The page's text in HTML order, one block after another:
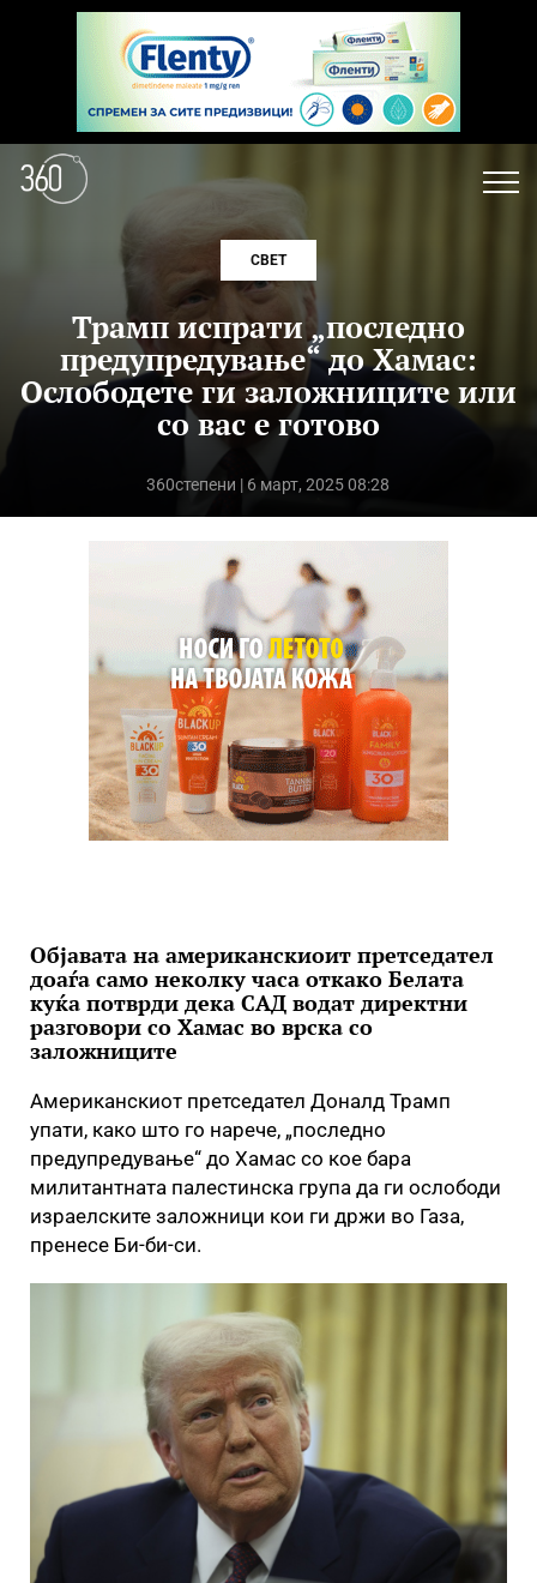
СВЕТ
Трамп испрати „последно
предупредување“ до Хамас:
Ослободете ги заложниците или
со вас е готово
360степени | 6 март, 2025 08:28
Објавата на американскиоит претседател
доаѓа само неколку часа откако Белата
куќа потврди дека САД водат директни
разговори со Хамас во врска со
заложниците
Американскиот претседател Доналд Трамп
упати, како што го нарече, „последно
предупредување“ до Хамас со кое бара
милитантната палестинска група да ги ослободи
израелските заложници кои ги држи во Газа,
пренесе Би-би-си.